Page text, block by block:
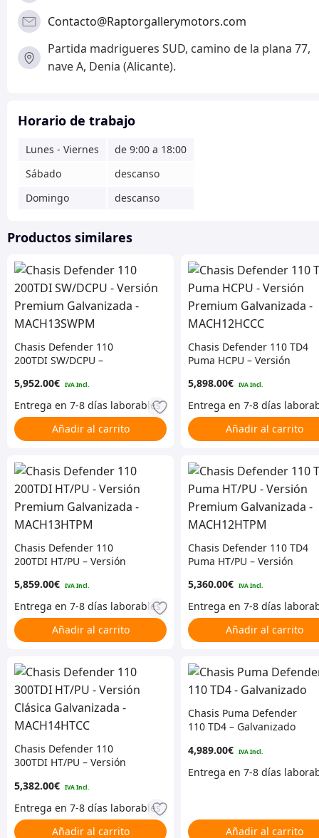
Contacto@Raptorgallerymotors.com
Partida madrigueres SUD, camino de la plana 77,
nave A, Denia (Alicante).
Horario de trabajo
Lunes - Viernes
de 9:00 a 18:00
Sábado
descanso
Domingo
descanso
Productos similares
Chasis Defender 110
200TDI SW/DCPU –
Galvanizada –
MACH13SWPM
5,952.00€
Añadir al carrito
Chasis Defender 110 TD4
Puma HCPU – Versión
MACH12HCCC
5,898.00€
Añadir al carrito
Chasis Defender 110
200TDI HT/PU – Versión
MACH13HTPM
5,859.00€
Añadir al carrito
Chasis Defender 110 TD4
Puma HT/PU – Versión
MACH12HTPM
5,360.00€
Añadir al carrito
Chasis Defender 110
300TDI HT/PU – Versión
MACH14HTCC
5,382.00€
Añadir al carrito
Chasis Puma Defender
110 TD4 – Galvanizado
4,989.00€
Añadir al carrito
CONSIGUE 5% DE DESCUENTO
EN TU COMPRA